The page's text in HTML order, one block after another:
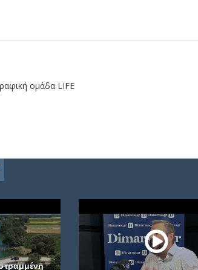
ομάδα LIFE